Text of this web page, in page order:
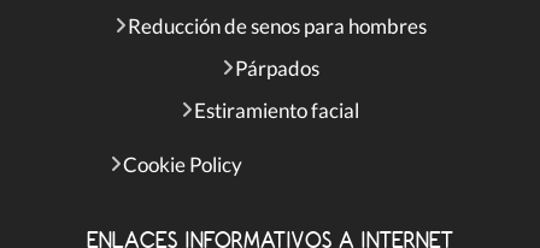
Reducción de senos para hombres
Párpados
Estiramiento facial
Cookie Policy
ENLACES INFORMATIVOS A INTERNET